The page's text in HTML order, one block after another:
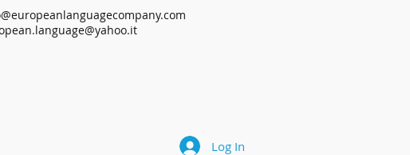
Log In